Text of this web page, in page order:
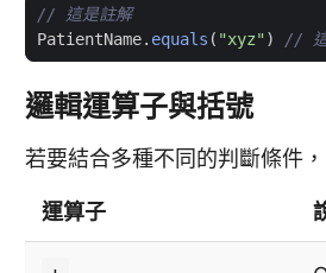
PatientName. equals ( "xyz")
邏輯運算子與括號
若要結合多種不同的判斷條件
運算子